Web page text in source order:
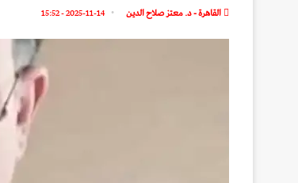
القاهرة - د. معتز صلاح الدين 2025-11-14 - 15:52